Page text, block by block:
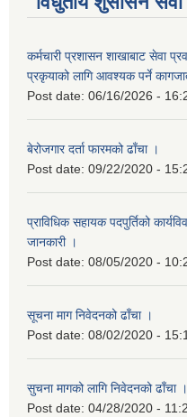
कर्मचारी प्रशासन शाखाबाट सेवा
प्रकृयाको लागि आवश्यक पर्ने
Post date: 06/16/2026 -
बेरोजगार दर्ता फारमको ढाँचा ।
Post date: 09/22/2020 -
प्राविधिक सहायक पदपुर्तिको
जानकारी ।
Post date: 08/05/2020 -
सूचना माग निवेदनको ढाँचा ।
Post date: 08/02/2020 -
सुचना मागको लागि निवेदनको ढाँचा ।
Post date: 04/28/2020 -